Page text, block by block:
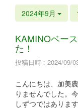
2024年9月
KAMINOベー
た！
投稿日時 : 2024/09/
こんにちは、加美
りませんでした。
しずつではありま